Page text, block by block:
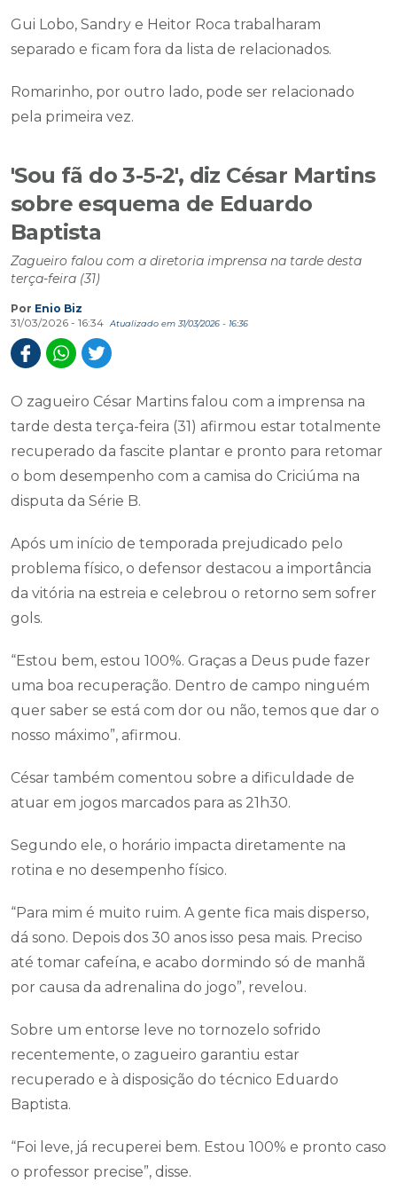
Gui Lobo, Sandry e Heitor Roca trabalharam
separado e ficam fora da lista de relacionados.
Romarinho, por outro lado, pode ser relacionado
pela primeira vez.
'Sou fã do 3-5-2', diz César Martins
sobre esquema de Eduardo
Baptista
Zagueiro falou com a diretoria imprensa na tarde desta
terça-feira (31)
Por Enio Biz
31/03/2026 - 16:34
Atualizado em 31/03/2026 - 16:36
O zagueiro César Martins falou com a imprensa na
tarde desta terça-feira (31) afirmou estar totalmente
recuperado da fascite plantar e pronto para retomar
o bom desempenho com a camisa do Criciúma na
disputa da Série B.
Após um início de temporada prejudicado pelo
problema físico, o defensor destacou a importância
da vitória na estreia e celebrou o retorno sem sofrer
gols.
“Estou bem, estou 100%. Graças a Deus pude fazer
uma boa recuperação. Dentro de campo ninguém
quer saber se está com dor ou não, temos que dar o
nosso máximo”, afirmou.
César também comentou sobre a dificuldade de
atuar em jogos marcados para as 21h30.
Segundo ele, o horário impacta diretamente na
rotina e no desempenho físico.
“Para mim é muito ruim. A gente fica mais disperso,
dá sono. Depois dos 30 anos isso pesa mais. Preciso
até tomar cafeína, e acabo dormindo só de manhã
por causa da adrenalina do jogo”, revelou.
Sobre um entorse leve no tornozelo sofrido
recentemente, o zagueiro garantiu estar
recuperado e à disposição do técnico Eduardo
Baptista.
“Foi leve, já recuperei bem. Estou 100% e pronto caso
o professor precise”, disse.